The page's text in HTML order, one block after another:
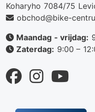
Koharyho 7084/75
obchod@bike-
Maandag - vrijdag:
Zaterdag: 9:00 –